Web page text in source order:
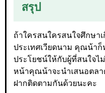
สรุป
ถ้าใครสนใครสนใจศึกษา
ประเทศเวียดนาม คุณน้า
ประโยชน์ให้กับผู้ที่สนใจไ
หน้าคุณน้าจะนำเสนอตลา
ฝากติดตามกันด้วยนะคะ